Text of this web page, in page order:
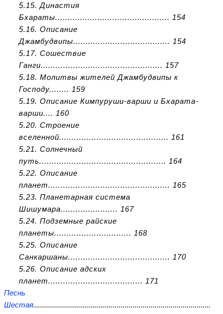
5.15. Династия
Бхараты.............................................. 154
5.16. Описание
Джамбудвипы....................................... 154
5.17. Сошествие
Ганги................................................. 157
5.18. Молитвы жителей Джамбудвипы к
Господу........ 159
5.19. Описание Кимпуруши-варши и Бхарата-
варши.... 160
5.20. Строение
вселенной............................................ 161
5.21. Солнечный
путь................................................... 164
5.22. Описание
планет................................................. 165
5.23. Планетарная система
Шишумара....................... 167
5.24. Подземные райские
планеты............................... 168
5.25. Описание
Санкаршаны......................................... 170
5.26. Описание адских
планет...................................... 171
Песнь
Шестая.........................................................................................